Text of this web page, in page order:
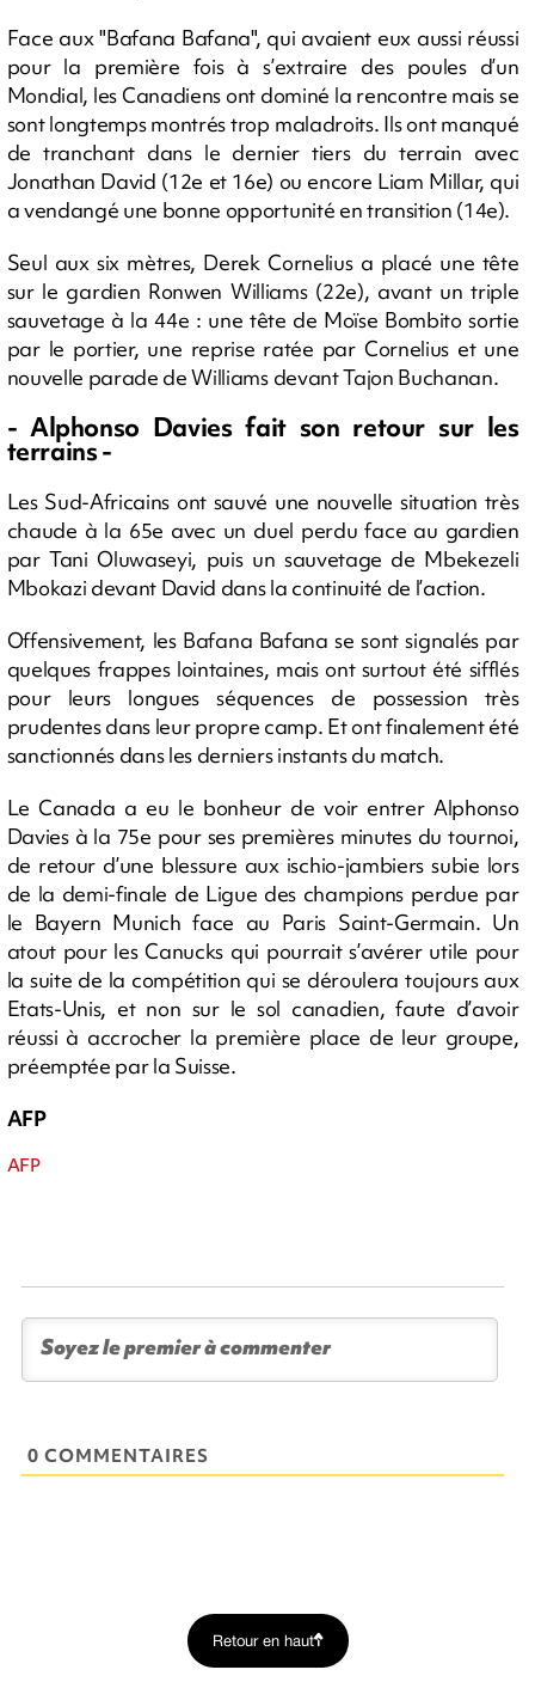
Face aux "Bafana Bafana", qui avaient eux aussi réussi
pour la première fois à s’extraire des poules d’un
Mondial, les Canadiens ont dominé la rencontre mais se
sont longtemps montrés trop maladroits. Ils ont manqué
de tranchant dans le dernier tiers du terrain avec
Jonathan David (12e et 16e) ou encore Liam Millar, qui
a vendangé une bonne opportunité en transition (14e).
Seul aux six mètres, Derek Cornelius a placé une tête
sur le gardien Ronwen Williams (22e), avant un triple
sauvetage à la 44e : une tête de Moïse Bombito sortie
par le portier, une reprise ratée par Cornelius et une
nouvelle parade de Williams devant Tajon Buchanan.
- Alphonso Davies fait son retour sur les
terrains -
Les Sud-Africains ont sauvé une nouvelle situation très
chaude à la 65e avec un duel perdu face au gardien
par Tani Oluwaseyi, puis un sauvetage de Mbekezeli
Mbokazi devant David dans la continuité de l’action.
Offensivement, les Bafana Bafana se sont signalés par
quelques frappes lointaines, mais ont surtout été sifflés
pour leurs longues séquences de possession très
prudentes dans leur propre camp. Et ont finalement été
sanctionnés dans les derniers instants du match.
Le Canada a eu le bonheur de voir entrer Alphonso
Davies à la 75e pour ses premières minutes du tournoi,
de retour d’une blessure aux ischio-jambiers subie lors
de la demi-finale de Ligue des champions perdue par
le Bayern Munich face au Paris Saint-Germain. Un
atout pour les Canucks qui pourrait s’avérer utile pour
la suite de la compétition qui se déroulera toujours aux
Etats-Unis, et non sur le sol canadien, faute d’avoir
réussi à accrocher la première place de leur groupe,
préemptée par la Suisse.
AFP
AFP
0 COMMENTAIRES
Retour en haut